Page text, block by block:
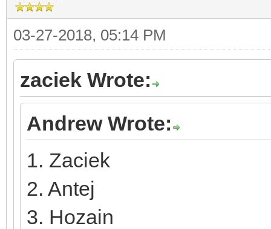
03-27-2018, 05:14 PM
zaciek Wrote:
Andrew Wrote:
1. Zaciek
2. Antej
3. Hozain